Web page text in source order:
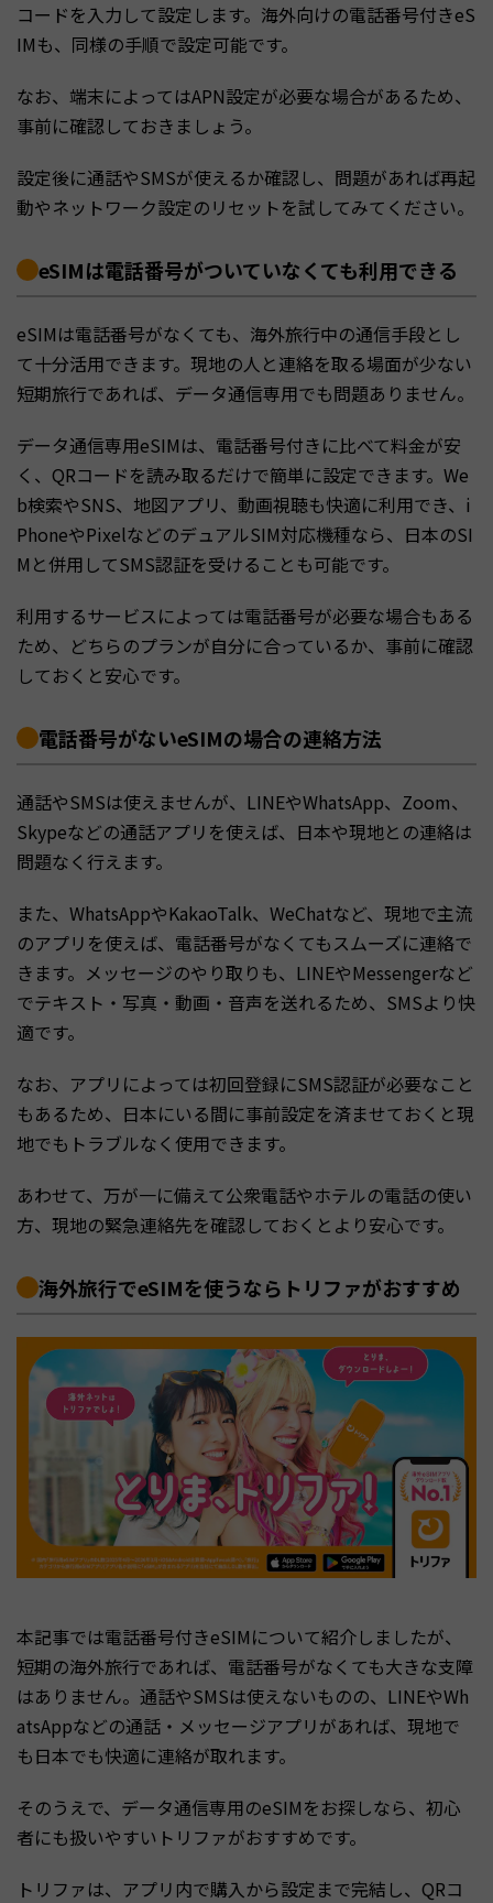
コードを入力して設定します。海外向けの電話番号付きeS
IMも、同様の手順で設定可能です。
なお、端末によってはAPN設定が必要な場合があるため、
事前に確認しておきましょう。
設定後に通話やSMSが使えるか確認し、問題があれば再起
動やネットワーク設定のリセットを試してみてください。
eSIMは電話番号がついていなくても利用できる
eSIMは電話番号がなくても、海外旅行中の通信手段とし
て十分活用できます。現地の人と連絡を取る場面が少ない
短期旅行であれば、データ通信専用でも問題ありません。
データ通信専用eSIMは、電話番号付きに比べて料金が安
く、QRコードを読み取るだけで簡単に設定できます。We
b検索やSNS、地図アプリ、動画視聴も快適に利用でき、i
PhoneやPixelなどのデュアルSIM対応機種なら、日本のSI
Mと併用してSMS認証を受けることも可能です。
利用するサービスによっては電話番号が必要な場合もある
ため、どちらのプランが自分に合っているか、事前に確認
しておくと安心です。
電話番号がないeSIMの場合の連絡方法
通話やSMSは使えませんが、LINEやWhatsApp、Zoom、
Skypeなどの通話アプリを使えば、日本や現地との連絡は
問題なく行えます。
また、WhatsAppやKakaoTalk、WeChatなど、現地で主流
のアプリを使えば、電話番号がなくてもスムーズに連絡で
きます。メッセージのやり取りも、LINEやMessengerなど
でテキスト・写真・動画・音声を送れるため、SMSより快
適です。
なお、アプリによっては初回登録にSMS認証が必要なこと
もあるため、日本にいる間に事前設定を済ませておくと現
地でもトラブルなく使用できます。
あわせて、万が一に備えて公衆電話やホテルの電話の使い
方、現地の緊急連絡先を確認しておくとより安心です。
海外旅行でeSIMを使うならトリファがおすすめ
本記事では電話番号付きeSIMについて紹介しましたが、
短期の海外旅行であれば、電話番号がなくても大きな支障
はありません。通話やSMSは使えないものの、LINEやWh
atsAppなどの通話・メッセージアプリがあれば、現地で
も日本でも快適に連絡が取れます。
そのうえで、データ通信専用のeSIMをお探しなら、初心
者にも扱いやすいトリファがおすすめです。
トリファは、アプリ内で購入から設定まで完結し、QRコ